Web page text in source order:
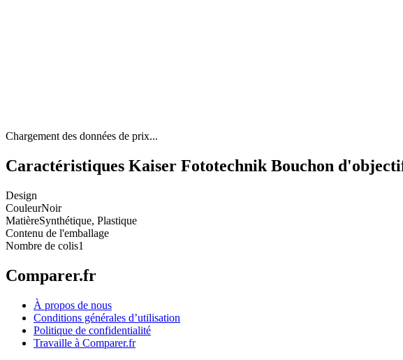
Chargement des données de prix...
Caractéristiques Kaiser Fototechnik Bouchon
Design
CouleurNoir
MatièreSynthétique, Plastique
Contenu de l'emballage
Nombre de colis1
Comparer.fr
À propos de nous
Conditions générales d’utilisation
Politique de confidentialité
Travaille à Comparer.fr